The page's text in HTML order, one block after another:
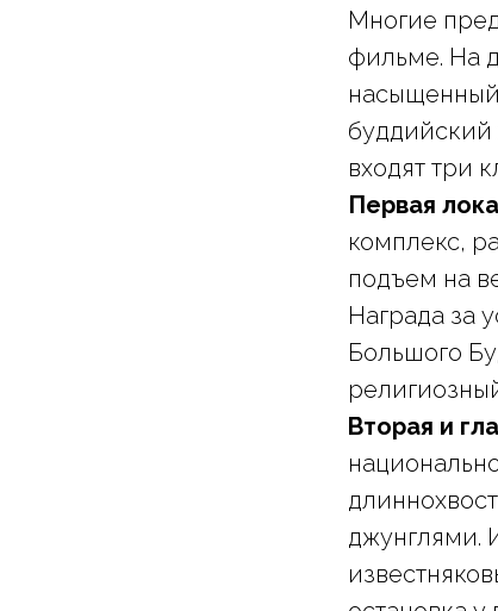
Многие
фильме. На
входят три
Первая
комплекс,
подъем на
Награда за
Большого
Вторая и
джунглями.